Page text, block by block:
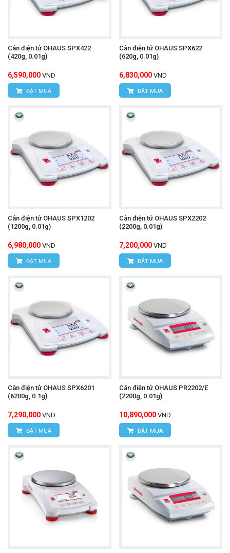
Cân điện tử OHAUS SPX422
(420g, 0.01g)
6,590,000 VND
ĐẶT MUA
Cân điện tử OHAUS SPX622
(620g, 0.01g)
6,830,000 VND
ĐẶT MUA
Cân điện tử OHAUS SPX1202
(1200g, 0.01g)
6,980,000 VND
ĐẶT MUA
Cân điện tử OHAUS SPX2202
(2200g, 0.01g)
7,200,000 VND
ĐẶT MUA
Cân điện tử OHAUS SPX6201
(6200g, 0.1g)
7,290,000 VND
ĐẶT MUA
Cân điện tử OHAUS PR2202/E
(2200g, 0.01g)
10,890,000 VND
ĐẶT MUA